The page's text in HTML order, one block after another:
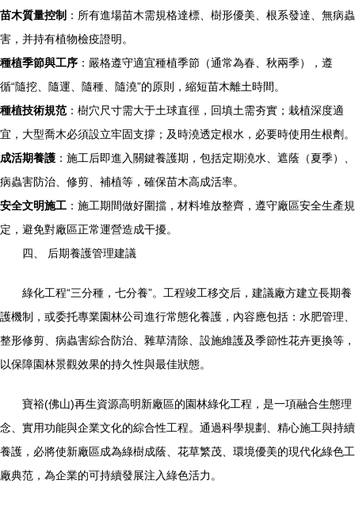
苗木質量控制 ：所有進場苗木需規格達標、樹形優美、根系發達、無病蟲
害，并持有植物檢疫證明。
種植季節與工序 ：嚴格遵守適宜種植季節（通常為春、秋兩季），遵
循“隨挖、隨運、隨種、隨澆”的原則，縮短苗木離土時間。
種植技術規范 ：樹穴尺寸需大于土球直徑，回填土需夯實；栽植深度適
宜，大型喬木必須設立牢固支撐；及時澆透定根水，必要時使用生根劑。
成活期養護 ：施工后即進入關鍵養護期，包括定期澆水、遮蔭（夏季）、
病蟲害防治、修剪、補植等，確保苗木高成活率。
安全文明施工 ：施工期間做好圍擋，材料堆放整齊，遵守廠區安全生產規
定，避免對廠區正常運營造成干擾。
四、 后期養護管理建議
綠化工程“三分種，七分養”。工程竣工移交后，建議廠方建立長期養
護機制，或委托專業園林公司進行常態化養護，內容應包括：水肥管理、
整形修剪、病蟲害綜合防治、雜草清除、設施維護及季節性花卉更換等，
以保障園林景觀效果的持久性與最佳狀態。
寶裕(佛山)再生資源高明新廠區的園林綠化工程，是一項融合生態理
念、實用功能與企業文化的綜合性工程。通過科學規劃、精心施工與持續
養護，必將使新廠區成為綠樹成蔭、花草繁茂、環境優美的現代化綠色工
廠典范，為企業的可持續發展注入綠色活力。